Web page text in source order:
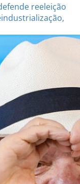
reeleição